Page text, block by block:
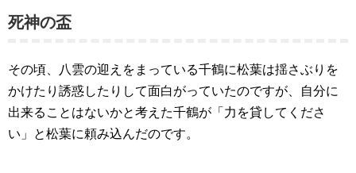
死神の盃
その頃、八雲の迎えをまっている千鶴に松葉は揺さぶりを
かけたり誘惑したりして面白がっていたのですが、自分に
出来ることはないかと考えた千鶴が「力を貸してくださ
い」と松葉に頼み込んだのです。